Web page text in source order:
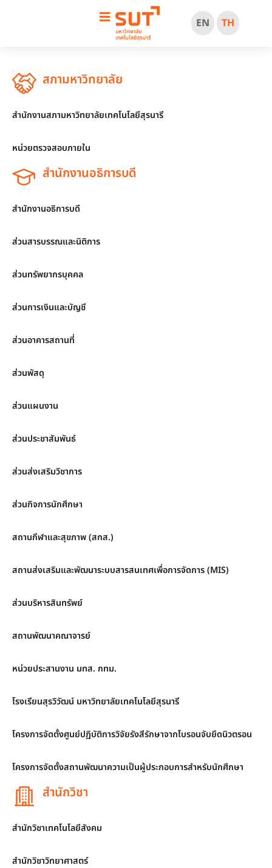
EN TH
สภามหาวิทยาลัย
สำนักงานสภามหาวิทยาลัยเทคโนโลยีสุรนารี
หน่วยตรวจสอบภายใน
สำนักงานอธิการบดี
สำนักงานอธิการบดี
ส่วนสารบรรณและนิติการ
ส่วนทรัพยากรบุคคล
ส่วนการเงินและบัญชี
ส่วนอาคารสถานที่
ส่วนพัสดุ
ส่วนแผนงาน
ส่วนประชาสัมพันธ์
ส่วนส่งเสริมวิชาการ
ส่วนกิจการนักศึกษา
สถานกีฬาและสุขภาพ (สกส.)
สถานส่งเสริมและพัฒนาระบบสารสนเทศเพื่อการจัดการ (MIS)
ส่วนบริหารสินทรัพย์
สถานพัฒนาคณาจารย์
หน่วยประสานงาน มทส. กทม.
โรงเรียนสุรวิวัฒน์ มหาวิทยาลัยเทคโนโลยีสุรนารี
โครงการจัดตั้งศูนย์ปฏิบัติการวิจัยรังสีรักษาจากโบรอนจับยึดนิวตรอน
โครงการจัดตั้งสถานพัฒนาความเป็นผู้ประกอบการสำหรับนักศึกษา
สำนักวิชา
สำนักวิชาเทคโนโลยีสังคม
สำนักวิชาวิทยาศาสตร์